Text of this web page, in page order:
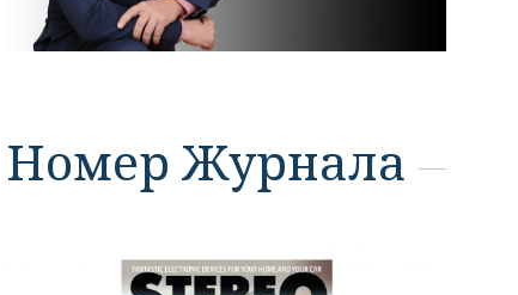
Номер Журнала